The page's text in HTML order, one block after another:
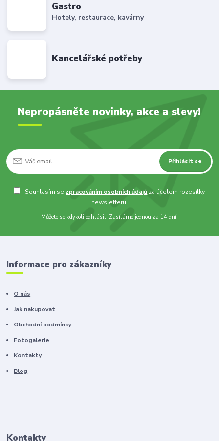
Gastro
Hotely, restaurace, kavárny
Kancelářské potřeby
Nepropásněte novinky, akce a slevy!
Přihlásit se
Souhlasím se zpracováním osobních údajů za účelem rozesílky
newsletteru.
Můžete se kdykoli odhlásit. Zasíláme jednou za 14 dní.
Informace pro zákazníky
O nás
Jak nakupovat
Obchodní podmínky
Fotogalerie
Kontakty
Blog
Kontakty